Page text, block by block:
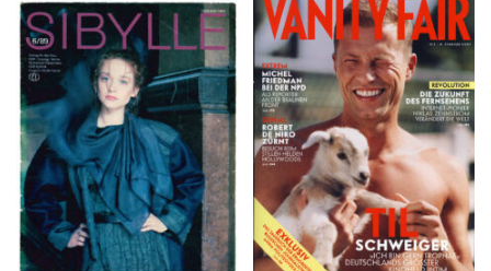
VANITY FAIR – Nr. 7 –
8. Februar 2007
SIBYLLE 6/89